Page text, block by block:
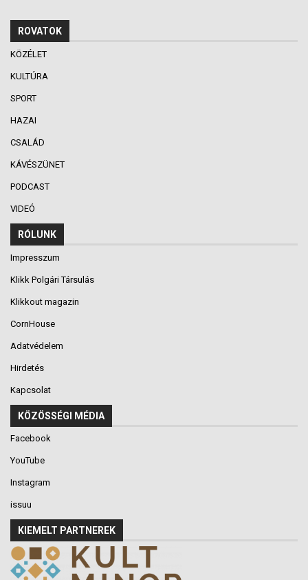
ROVATOK
KÖZÉLET
KULTÚRA
SPORT
HAZAI
CSALÁD
KÁVÉSZÜNET
PODCAST
VIDEÓ
RÓLUNK
Impresszum
Klikk Polgári Társulás
Klikkout magazin
CornHouse
Adatvédelem
Hirdetés
Kapcsolat
KÖZÖSSÉGI MÉDIA
Facebook
YouTube
Instagram
issuu
KIEMELT PARTNEREK